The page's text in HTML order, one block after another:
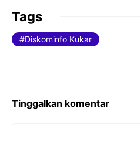
c
e
b
k
er l
Tags
Diskominfo Kukar
Tinggalkan komentar